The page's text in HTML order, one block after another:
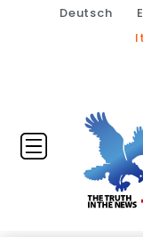
Deutsch